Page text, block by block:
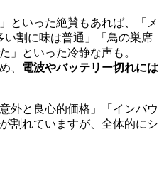
といった絶賛もあれば、「メ
い割に味は普通」「鳥の巣席
」といった冷静な声も。
、 電波やバッテリー切れには
外と良心的価格」「インバウ
割れていますが、全体的にシ